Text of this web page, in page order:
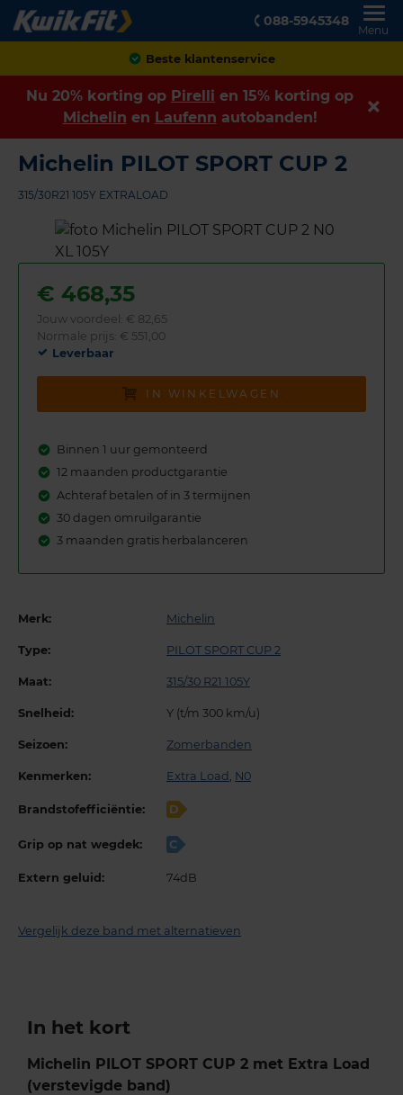
088-5945348
Menu
Beste klantenservice
Nu 20% korting op Pirelli en 15% korting op
Michelin en Laufenn autobanden!
Michelin PILOT SPORT CUP 2
315/30R21 105Y EXTRALOAD
€ 468,35
Jouw voordeel: € 82,65
Normale prijs: € 551,00
Leverbaar
IN WINKELWAGEN
Binnen 1 uur gemonteerd
12 maanden productgarantie
Achteraf betalen of in 3 termijnen
30 dagen omruilgarantie
3 maanden gratis herbalanceren
Merk: Michelin
Type: PILOT SPORT CUP 2
Maat: 315/30 R21 105Y
Snelheid: Y (t/m 300 km/u)
Seizoen: Zomerbanden
Kenmerken: Extra Load N0
Brandstofefficiëntie: D
Grip op nat wegdek: C
Extern geluid: 74dB
Vergelijk deze band met alternatieven
In het kort
Michelin PILOT SPORT CUP 2 met Extra Load
(verstevigde band)